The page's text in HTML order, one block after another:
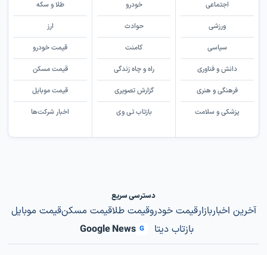
اجتماعی
ورزشی
سیاسی
دانش و فناوری
فرهنگی و هنری
پزشکی و سلامت
خودرو
حوادث
کامنت
راه و چاه زندگی
گزارش تصویری
بازتاب تی وی
طلا و سکه
ارز
قیمت خودرو
قیمت مسکن
قیمت موبایل
اخبار شرکت‌ها
دسترسی سریع
آخرین اخباربازارقیمت خودروقیمت طلاقیمت مسکنقیمت موبایل
بازتاب دیتا
G
Google News